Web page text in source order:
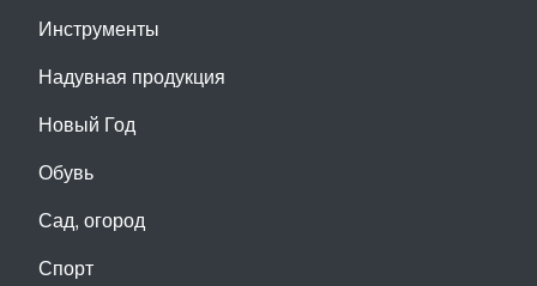
Инструменты
Надувная продукция
Новый Год
Обувь
Сад, огород
Спорт